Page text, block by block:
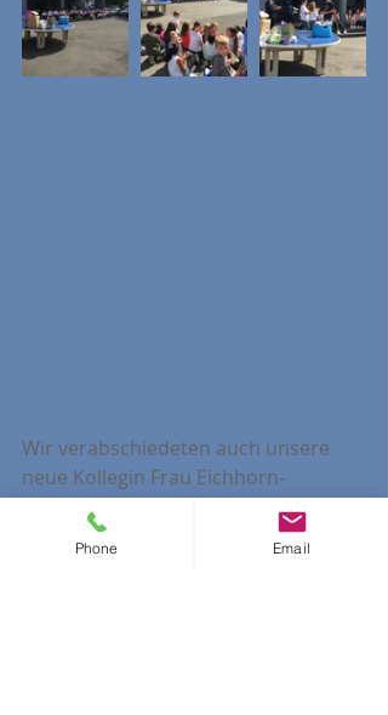
Wir verabschiedeten auch unsere
neue Kollegin Frau Eichhorn-
Sanchen, die uns nach ihrer
Elternzeit ausgeholfen hat und nun
Phone Email